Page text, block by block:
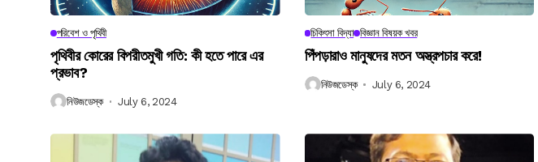
পরিবেশ ও পৃথিবী
পৃথিবীর কোরের বিপরীতমুখী গতি: কী হতে পারে এর
প্রভাব?
নিউজডেস্ক July 6, 2024
চিকিৎসা বিদ্যা বিজ্ঞান বিষয়ক খবর
পিঁপড়ারাও মানুষদের মতন অস্ত্রপচার করে!
নিউজডেস্ক July 6, 2024